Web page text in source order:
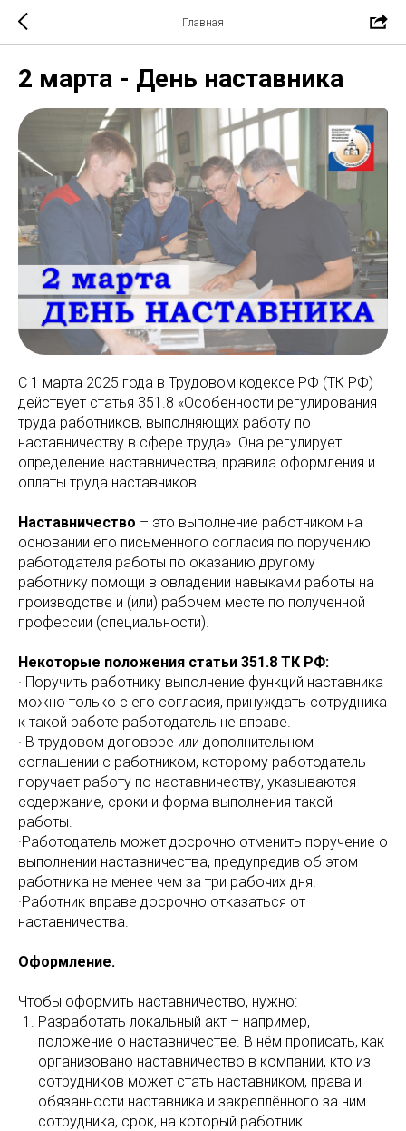
Главная
2 марта - День наставника
С 1 марта 2025 года в Трудовом кодексе РФ (ТК РФ)
действует статья 351.8 «Особенности регулирования
труда работников, выполняющих работу по
наставничеству в сфере труда». Она регулирует
определение наставничества, правила оформления и
оплаты труда наставников.
Наставничество – это выполнение работником на
основании его письменного согласия по поручению
работодателя работы по оказанию другому
работнику помощи в овладении навыками работы на
производстве и (или) рабочем месте по полученной
профессии (специальности).
Некоторые положения статьи 351.8 ТК РФ:
· Поручить работнику выполнение функций наставника
можно только с его согласия, принуждать сотрудника
к такой работе работодатель не вправе.
· В трудовом договоре или дополнительном
соглашении с работником, которому работодатель
поручает работу по наставничеству, указываются
содержание, сроки и форма выполнения такой
работы.
·Работодатель может досрочно отменить поручение о
выполнении наставничества, предупредив об этом
работника не менее чем за три рабочих дня.
·Работник вправе досрочно отказаться от
наставничества.
Оформление.
Чтобы оформить наставничество, нужно:
Разработать локальный акт – например,
положение о наставничестве. В нём прописать, как
организовано наставничество в компании, кто из
сотрудников может стать наставником, права и
обязанности наставника и закреплённого за ним
сотрудника, срок, на который работник